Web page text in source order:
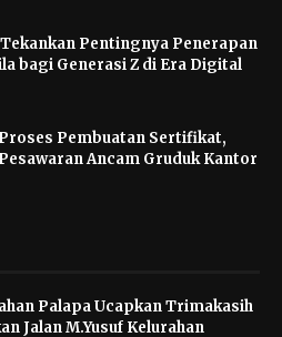
Pentingnya Penerapan
bagi Generasi Z di Era Digital
Pembuatan Sertifikat,
Ancam Gruduk Kantor
Palapa Ucapkan Trimakasih
Jalan M.Yusuf Kelurahan